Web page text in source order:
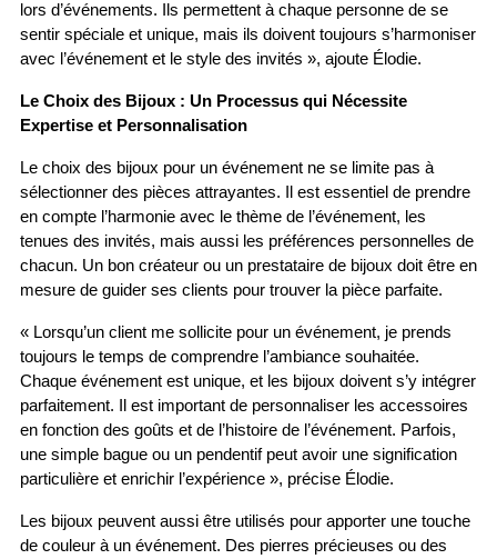
lors d’événements. Ils permettent à chaque personne de se
sentir spéciale et unique, mais ils doivent toujours s’harmoniser
avec l’événement et le style des invités », ajoute Élodie.
Le Choix des Bijoux : Un Processus qui Nécessite
Expertise et Personnalisation
Le choix des bijoux pour un événement ne se limite pas à
sélectionner des pièces attrayantes. Il est essentiel de prendre
en compte l’harmonie avec le thème de l’événement, les
tenues des invités, mais aussi les préférences personnelles de
chacun. Un bon créateur ou un prestataire de bijoux doit être en
mesure de guider ses clients pour trouver la pièce parfaite.
« Lorsqu’un client me sollicite pour un événement, je prends
toujours le temps de comprendre l’ambiance souhaitée.
Chaque événement est unique, et les bijoux doivent s’y intégrer
parfaitement. Il est important de personnaliser les accessoires
en fonction des goûts et de l’histoire de l’événement. Parfois,
une simple bague ou un pendentif peut avoir une signification
particulière et enrichir l’expérience », précise Élodie.
Les bijoux peuvent aussi être utilisés pour apporter une touche
de couleur à un événement. Des pierres précieuses ou des